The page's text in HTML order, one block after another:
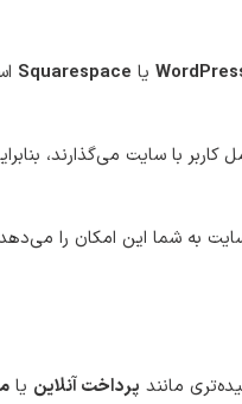
یا Squarespace
با سایت می‌گذارند،
به شما این امکان را
مانند پرداخت آنلاین یا